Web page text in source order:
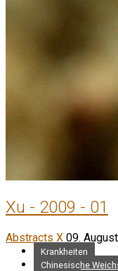
Xu - 2009 - 01
Abstracts X 09.
Krankheiten
Chinesische